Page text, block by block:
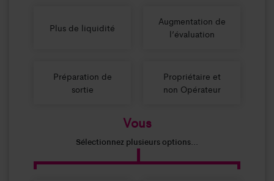
Plus de liquidité
Augmentation de
l’évaluation
Préparation de
sortie
Propriétaire et
non Opérateur
Vous
Sélectionnez plusieurs options...